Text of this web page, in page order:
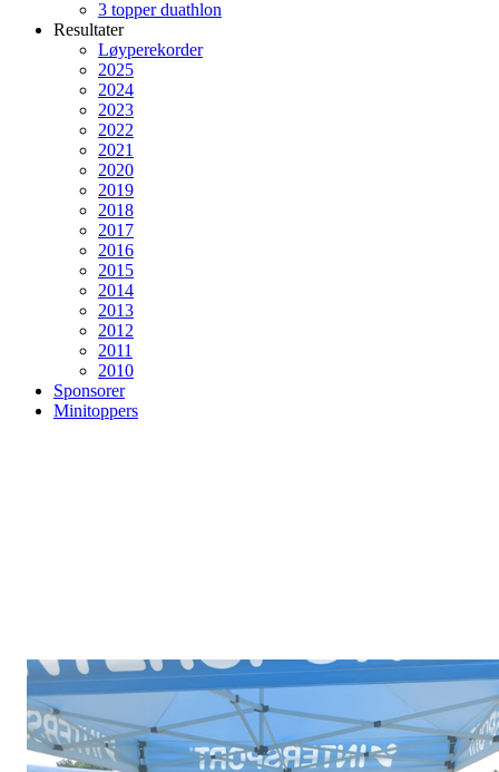
3 topper duathlon
Resultater
Løyperekorder
2025
2024
2023
2022
2021
2020
2019
2018
2017
2016
2015
2014
2013
2012
2011
2010
Sponsorer
Minitoppers